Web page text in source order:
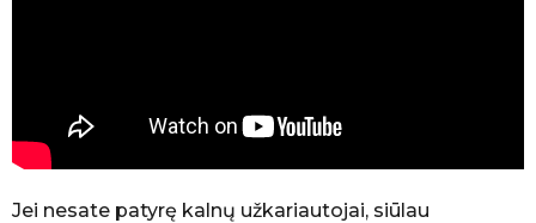
Jei nesate patyrę kalnų užkariautojai, siūlau